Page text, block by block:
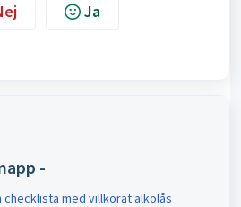
Ja
-
checklista med villkorat alkolås